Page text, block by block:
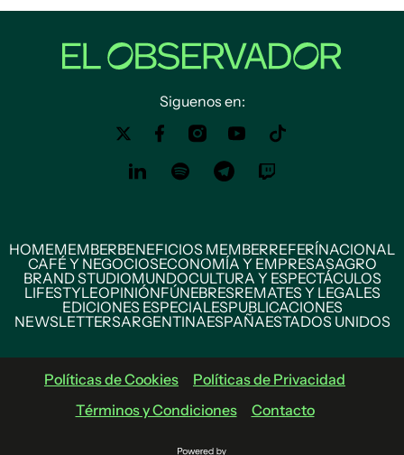
Siguenos en:
HOMEMEMBERBENEFICIOS MEMBERREFERÍNACIONAL
CAFÉ Y NEGOCIOSECONOMÍA Y EMPRESASAGRO
BRAND STUDIOMUNDOCULTURA Y ESPECTÁCULOS
LIFESTYLEOPINIÓNFÚNEBRESREMATES Y LEGALES
EDICIONES ESPECIALESPUBLICACIONES
NEWSLETTERSARGENTINAESPAÑAESTADOS UNIDOS
Políticas de Cookies
Políticas de Privacidad
Términos y Condiciones
Contacto